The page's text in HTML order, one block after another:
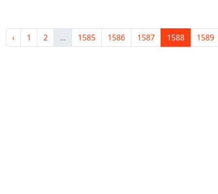
‹ 1 2 ... 1585 1586 1587 1588 1589